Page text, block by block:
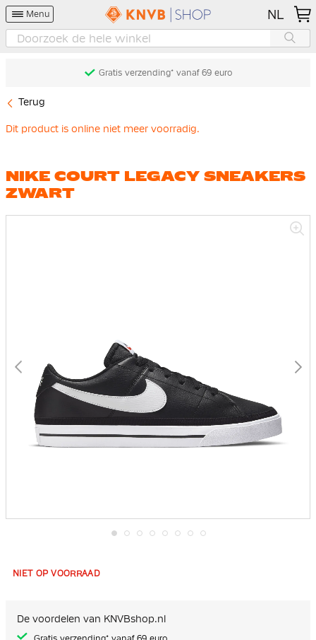
Menu NL
Gratis verzending* vanaf 69 euro
Terug
Dit product is online niet meer voorradig.
NIKE COURT LEGACY SNEAKERS
ZWART
het
afbeeldingen-
gallerij
NIET OP VOORRAAD
De voordelen van KNVBshop.nl